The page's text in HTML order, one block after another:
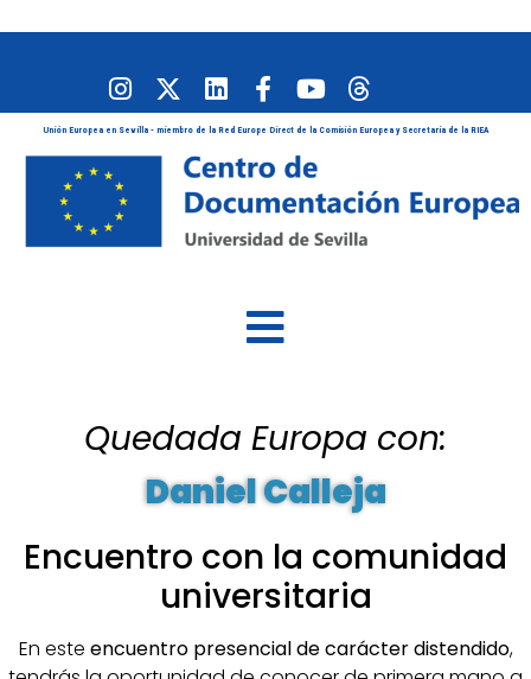
Unión Europea en Sevilla - miembro de la Red Europe Direct de la Comisión Europea y Secretaría de la RIEA
Quedada Europa con:
Daniel Calleja
Encuentro con la comunidad
universitaria
En este encuentro presencial de carácter distendido,